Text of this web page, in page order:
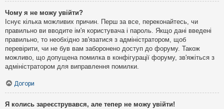
Чому я не можу увійти?
Існує кілька можливих причин. Перш за все, переконайтесь, чи
правильно ви вводите ім'я користувача і пароль. Якщо дані введені
правильно, то необхідно зв'язатися з адміністратором, щоб
перевірити, чи не був вам заборонено доступ до форуму. Також
можливо, що допущена помилка в конфігурації форуму, зв'яжіться з
адміністратором для виправлення помилки.
Догори
Я колись зареєструвався, але тепер не можу увійти!